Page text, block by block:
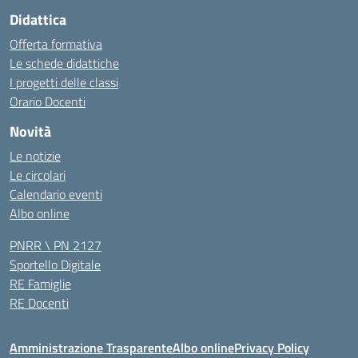
Didattica
Offerta formativa
Le schede didattiche
I progetti delle classi
Orario Docenti
Novità
Le notizie
Le circolari
Calendario eventi
Albo online
PNRR \ PN 2127
Sportello Digitale
RE Famiglie
RE Docenti
Amministrazione TrasparenteAlbo onlinePrivacy Policy